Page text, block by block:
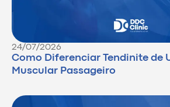
24/07/2026
Como Diferenciar Tendinite de
Muscular Passageiro